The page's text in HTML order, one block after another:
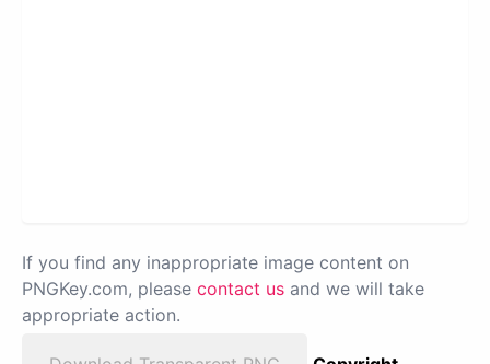
If you find any inappropriate image content on
PNGKey.com, please contact us and we will take
appropriate action.